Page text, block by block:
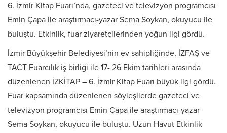
6. İzmir Kitap Fuarı’nda, gazeteci ve televizyon programcısı
Emin Çapa ile araştırmacı-yazar Sema Soykan, okuyucu ile
buluştu. Etkinlik, fuar ziyaretçilerinden yoğun ilgi gördü.
İzmir Büyükşehir Belediyesi’nin ev sahipliğinde, İZFAŞ ve
TACT Fuarcılık iş birliği ile 17- 26 Ekim tarihleri arasında
düzenlenen İZKİTAP – 6. İzmir Kitap Fuarı büyük ilgi gördü.
Fuar kapsamında düzenlenen söyleşilerde gazeteci ve
televizyon programcısı Emin Çapa ile araştırmacı-yazar
Sema Soykan, okuyucu ile buluştu. Uzun Havut Etkinlik